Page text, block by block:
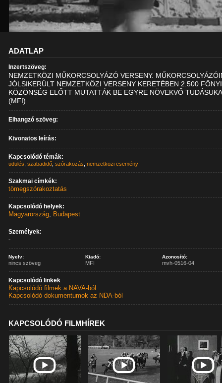
ADATLAP
Inzertszöveg:
NEMZETKÖZI MŰKORCSOLYÁZÓ VERSENY.
JÓLSIKERÜLT NEMZETKÖZI VERSENY KERETÉBEN 2.500 FŐNYI
KÖZÖNSÉG ELŐTT MUTATTÁK BE EGYRE NÖVEKVŐ
(MFI)
Elhangzó szöveg:
Kivonatos leírás:
Kapcsolódó témák:
üdülés ,szabadidő ,szórakozás ,nemzetközi esemény
Szakmai címkék:
tömegszórakoztatás
Kapcsolódó helyek:
Magyarország, Budapest
Személyek:
-
Nyelv:
nincs szöveg
Kiadó:
MFI
Azonosító:
mvh-0516-04
Kapcsolódó linkek
Kapcsolódó filmek a NAVA-ból
Kapcsolódó dokumentumok az NDA-ból
KAPCSOLÓDÓ FILMHÍREK